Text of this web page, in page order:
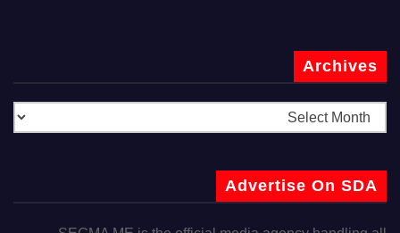
Archives
Advertise On SDA